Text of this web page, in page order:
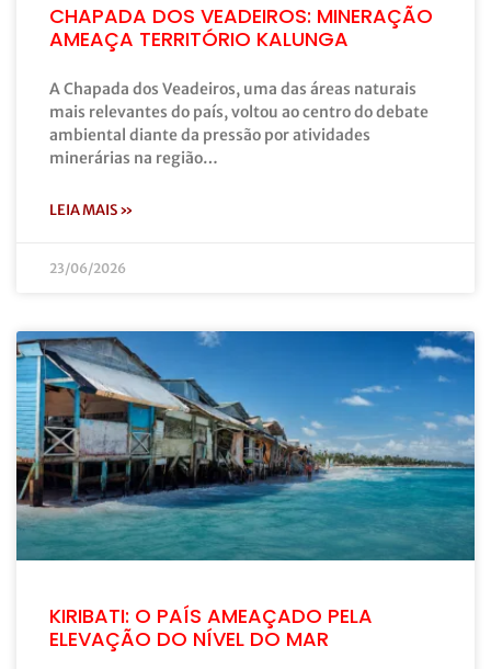
CHAPADA DOS VEADEIROS: MINERAÇÃO
AMEAÇA TERRITÓRIO KALUNGA
A Chapada dos Veadeiros, uma das áreas naturais
mais relevantes do país, voltou ao centro do debate
ambiental diante da pressão por atividades
minerárias na região…
LEIA MAIS »
23/06/2026
KIRIBATI: O PAÍS AMEAÇADO PELA
ELEVAÇÃO DO NÍVEL DO MAR